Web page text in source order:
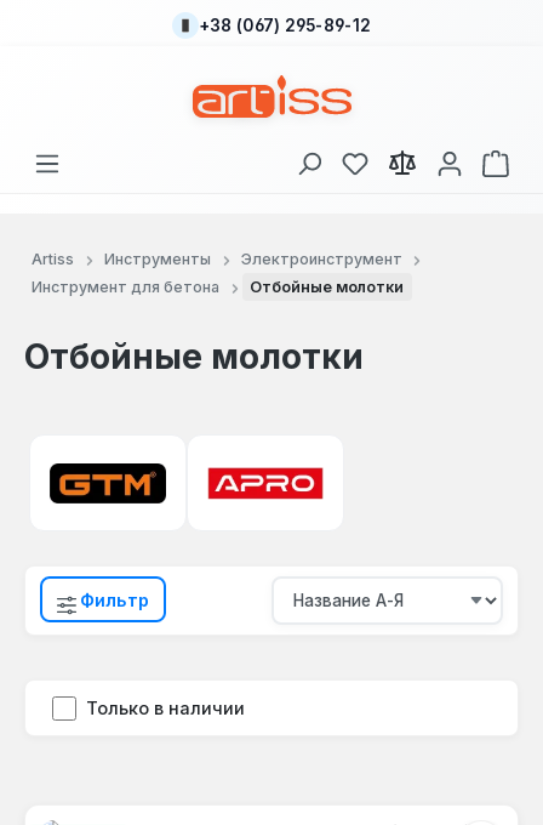
Перейти к основному содержанию
+38 (067) 295-89-12
У вас есть товары
В
Artiss Инструменты
Электроинструмент
Инструмент для бетона
Отбойные молотки
Отбойные молотки
Фильтр
Только в наличии